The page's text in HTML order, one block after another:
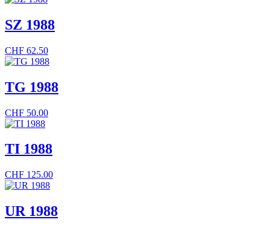
SZ 1988
CHF 62.50
TG 1988
CHF 50.00
TI 1988
CHF 125.00
UR 1988